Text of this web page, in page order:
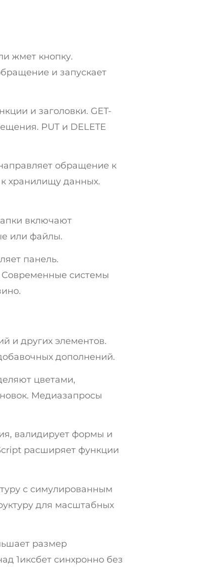
жмет кнопку.
и запускает
и заголовки. GET-
PUT и DELETE
обращение к
хранилищу данных.
включают
или файлы.
панель.
системы
и других элементов.
дополнений.
цветами,
Медиазапросы
валидирует формы и
расширяет функции
с симулированным
для масштабных
размер
1иксбет синхронно без